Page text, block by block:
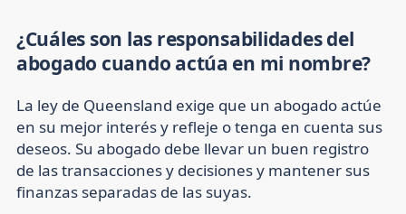
¿Cuáles son las responsabilidades del
abogado cuando actúa en mi nombre?
La ley de Queensland exige que un abogado actúe
en su mejor interés y refleje o tenga en cuenta sus
deseos. Su abogado debe llevar un buen registro
de las transacciones y decisiones y mantener sus
finanzas separadas de las suyas.